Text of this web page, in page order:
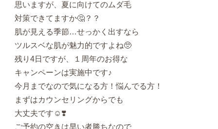
思いますが、夏に向けてのムダ毛
対策できてますか🤔？？
肌が見える季節…せっかく出すなら
ツルスベな肌が魅力的ですよね🥺
残り4日ですが、１周年のお得な
キャンペーンは実施中です♪
今月までなので気になる方！悩んでる方！
まずはカウンセリングからでも
大丈夫です☺️❣️
ご予約の空きは早い者勝ちなので